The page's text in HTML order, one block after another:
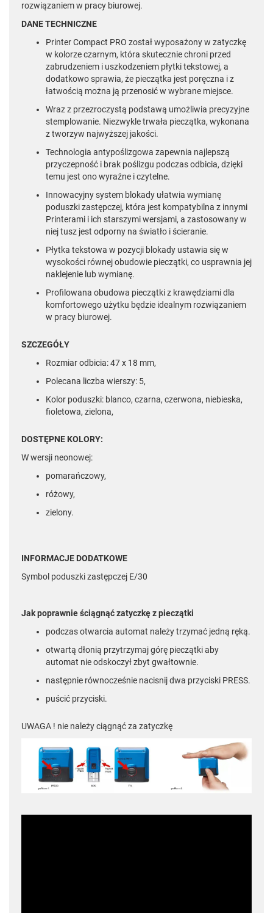
rozwiązaniem w pracy biurowej.
DANE TECHNICZNE
Printer Compact PRO został wyposażony w zatyczkę
w kolorze czarnym, która skutecznie chroni przed
zabrudzeniem i uszkodzeniem płytki tekstowej, a
dodatkowo sprawia, że pieczątka jest poręczna i z
łatwością można ją przenosić w wybrane miejsce.
Wraz z przezroczystą podstawą umożliwia precyzyjne
stemplowanie. Niezwykle trwała pieczątka, wykonana
z tworzyw najwyższej jakości.
Technologia antypoślizgowa zapewnia najlepszą
przyczepność i brak poślizgu podczas odbicia, dzięki
temu jest ono wyraźne i czytelne.
Innowacyjny system blokady ułatwia wymianę
poduszki zastępczej, która jest kompatybilna z innymi
Printerami i ich starszymi wersjami, a zastosowany w
niej tusz jest odporny na światło i ścieranie.
Płytka tekstowa w pozycji blokady ustawia się w
wysokości równej obudowie pieczątki, co usprawnia jej
naklejenie lub wymianę.
Profilowana obudowa pieczątki z krawędziami dla
komfortowego użytku będzie idealnym rozwiązaniem
w pracy biurowej.
SZCZEGÓŁY
Rozmiar odbicia: 47 x 18 mm,
Polecana liczba wierszy: 5,
Kolor poduszki: blanco, czarna, czerwona, niebieska,
fioletowa, zielona,
DOSTĘPNE KOLORY:
W wersji neonowej:
pomarańczowy,
różowy,
zielony.
INFORMACJE DODATKOWE
Symbol poduszki zastępczej E/30
Jak poprawnie ściągnąć zatyczkę z pieczątki
podczas otwarcia automat należy trzymać jedną ręką.
otwartą dłonią przytrzymaj górę pieczątki aby
automat nie odskoczył zbyt gwałtownie.
następnie równocześnie nacisnij dwa przyciski PRESS.
puścić przyciski.
UWAGA ! nie należy ciągnąć za zatyczkę